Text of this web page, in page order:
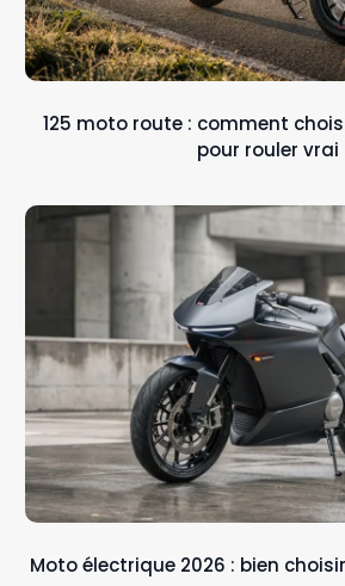
125 moto route : comment
pour rouler vrai
Moto électrique 2026 : bien